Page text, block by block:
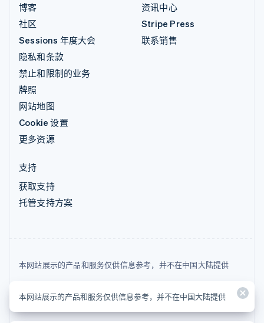
博客
社区
Sessions 年度大会
隐私和条款
禁止和限制的业务
牌照
网站地图
Cookie 设置
更多资源
资讯中心
Stripe Press
联系销售
支持
获取支持
托管支持方案
本网站展示的产品和服务仅供信息参考，并不在中国大陆提供
© 2026 Stripe, LLC
本网站展示的产品和服务仅供信息参考，并不在中国大陆提供